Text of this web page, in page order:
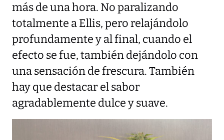
más de una hora. No paralizando
totalmente a Ellis, pero relajándolo
profundamente y al final, cuando el
efecto se fue, también dejándolo con
una sensación de frescura. También
hay que destacar el sabor
agradablemente dulce y suave.